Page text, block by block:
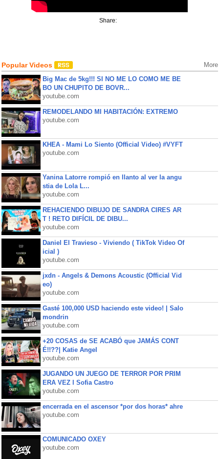
Share:
Popular Videos More
Big Mac de 5kg!!! SI NO ME LO COMO ME BE
BO UN CHUPITO DE BOVR...
youtube.com
REMODELANDO MI HABITACIÓN: EXTREMO
youtube.com
KHEA - Mami Lo Siento (Official Video) #VYFT
youtube.com
Yanina Latorre rompió en llanto al ver la angu
stia de Lola L...
youtube.com
REHACIENDO DIBUJO DE SANDRA CIRES AR
T ! RETO DIFÍCIL DE DIBU...
youtube.com
Daniel El Travieso - Viviendo ( TikTok Video Of
icial )
youtube.com
jxdn - Angels & Demons Acoustic (Official Vid
eo)
youtube.com
Gasté 100,000 USD haciendo este video! | Salo
mondrin
youtube.com
+20 COSAS de SE ACABÓ que JAMÁS CONT
É!!??| Katie Angel
youtube.com
JUGANDO UN JUEGO DE TERROR POR PRIM
ERA VEZ l Sofia Castro
youtube.com
encerrada en el ascensor *por dos horas* ahre
youtube.com
COMUNICADO OXEY
youtube.com